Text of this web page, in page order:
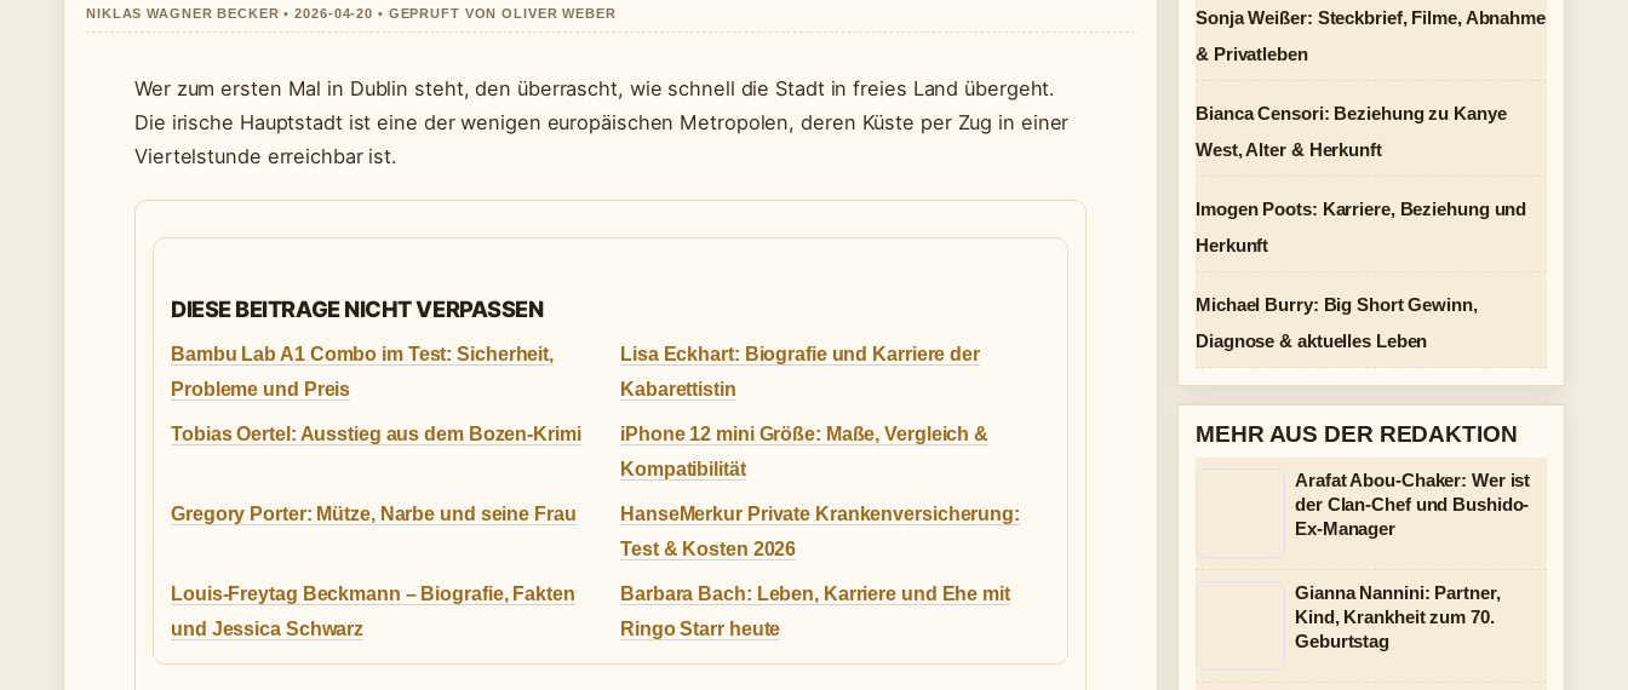
NIKLAS WAGNER BECKER • 2026-04-20 • GEPRUFT VON OLIVER WEBER
Wer zum ersten Mal in Dublin steht, den überrascht, wie schnell die Stadt in freies Land übergeht.
Die irische Hauptstadt ist eine der wenigen europäischen Metropolen, deren Küste per Zug in einer
Viertelstunde erreichbar ist.
DIESE BEITRAGE NICHT VERPASSEN
Bambu Lab A1 Combo im Test: Sicherheit,
Probleme und Preis
Lisa Eckhart: Biografie und Karriere der
Kabarettistin
Tobias Oertel: Ausstieg aus dem Bozen-Krimi
iPhone 12 mini Größe: Maße, Vergleich &
Kompatibilität
Gregory Porter: Mütze, Narbe und seine Frau
HanseMerkur Private Krankenversicherung:
Test & Kosten 2026
Louis-Freytag Beckmann – Biografie, Fakten
und Jessica Schwarz
Barbara Bach: Leben, Karriere und Ehe mit
Ringo Starr heute
Sonja Weißer: Steckbrief, Filme, Abnahme
& Privatleben
Bianca Censori: Beziehung zu Kanye
West, Alter & Herkunft
Imogen Poots: Karriere, Beziehung und
Herkunft
Michael Burry: Big Short Gewinn,
Diagnose & aktuelles Leben
MEHR AUS DER REDAKTION
Arafat Abou-Chaker: Wer ist
der Clan-Chef und Bushido-
Ex-Manager
Gianna Nannini: Partner,
Kind, Krankheit zum 70.
Geburtstag